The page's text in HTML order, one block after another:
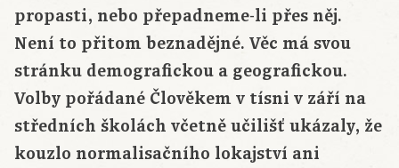
propasti, nebo přepadneme-li přes něj.
Není to přitom beznadějné. Věc má svou
stránku demografickou a geografickou.
Volby pořádané Člověkem v tísni v září na
středních školách včetně učilišť ukázaly, že
kouzlo normalisačního lokajství ani